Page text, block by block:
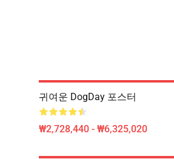
귀여운 DogDay 포스터
₩2,728,440 - ₩6,325,020